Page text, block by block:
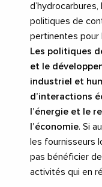
politiques de
pertinentes pour
Les politiques
et le
industriel et
d’interactions
l’énergie et le
l’économie. Si
les fournisseurs
pas bénéficier
activités qui en